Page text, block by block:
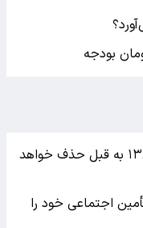
بودجه
آیا سهمیه بنزین خودروهای تولید ۱۳۸۵ به قبل حذف خواهد
تأمین اجتماعی خود را